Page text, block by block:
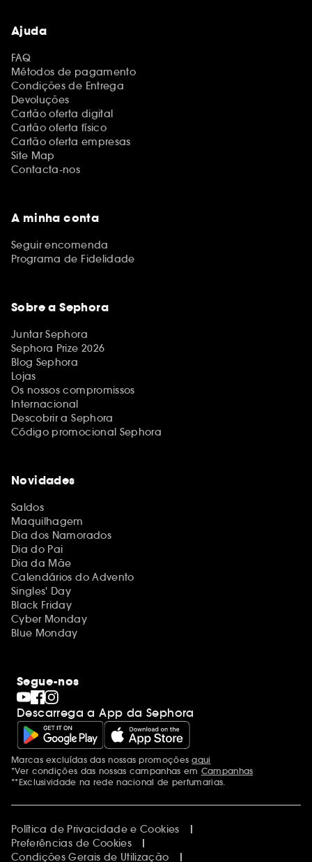
Ajuda
FAQ
Métodos de pagamento
Condições de Entrega
Devoluções
Cartão oferta digital
Cartão oferta físico
Cartão oferta empresas
Site Map
Contacta-nos
A minha conta
Seguir encomenda
Programa de Fidelidade
Sobre a Sephora
Juntar Sephora
Sephora Prize 2026
Blog Sephora
Lojas
Os nossos compromissos
Internacional
Descobrir a Sephora
Código promocional Sephora
Novidades
Saldos
Maquilhagem
Dia dos Namorados
Dia do Pai
Dia da Mãe
Calendários do Advento
Singles' Day
Black Friday
Cyber Monday
Blue Monday
Segue-nos
Descarrega a App da Sephora
Menções adicionais
Marcas excluídas das nossas promoçõesaqui
*Ver condições das nossas campanhas em Campanhas
**Exclusividade na rede nacional de perfumarias.
Política de Privacidade e Cookies
Preferências de Cookies
Condições Gerais de Utilização